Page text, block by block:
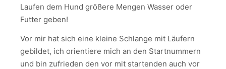
Laufen dem Hund größere Mengen Wasser oder
Futter geben!
Vor mir hat sich eine kleine Schlange mit Läufern
gebildet, ich orientiere mich an den Startnummern
und bin zufrieden den vor mit startenden auch vor